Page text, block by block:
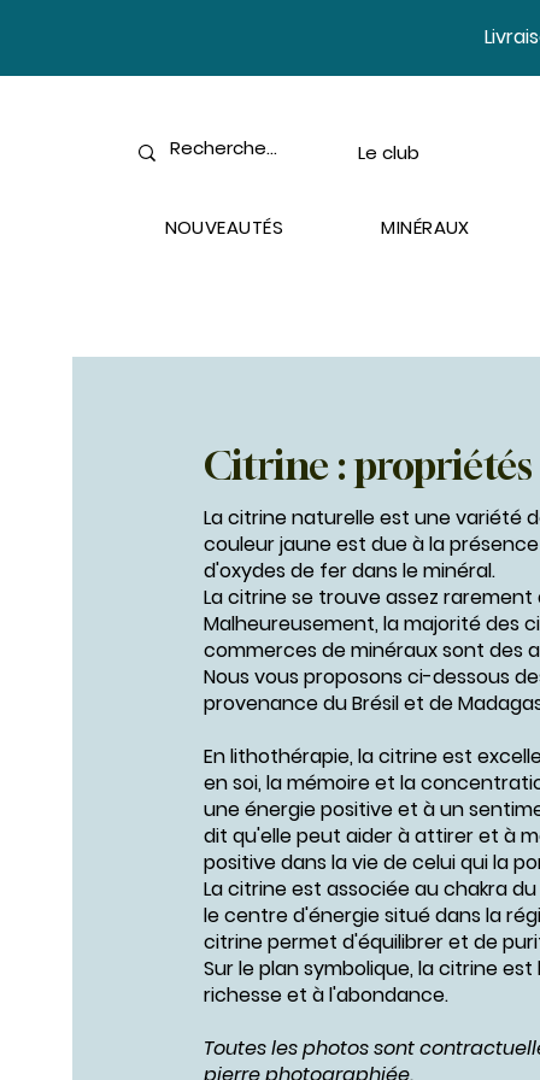
Le club
NOUVEAUTÉS MINÉRAUX
Citrine :
La citrine naturelle est une variété
couleur jaune est due à la
d'oxydes de fer dans le minéral.
La citrine se trouve assez
Malheureusement, la majorité des
commerces de minéraux sont des
Nous vous proposons ci-dessous
provenance du Brésil et de
En lithothérapie, la citrine est
en soi, la mémoire et la
une énergie positive et à un
dit qu'elle peut aider à attirer et à
positive dans la vie de celui qui la
La citrine est associée au chakra
le centre d'énergie situé dans la
citrine permet d'équilibrer et de
Sur le plan symbolique, la citrine
richesse et à l'abondance.
Toutes les photos sont
pierre photographiée.